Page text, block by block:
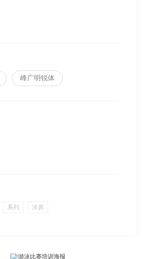
峰广明锐体
系列 洋房